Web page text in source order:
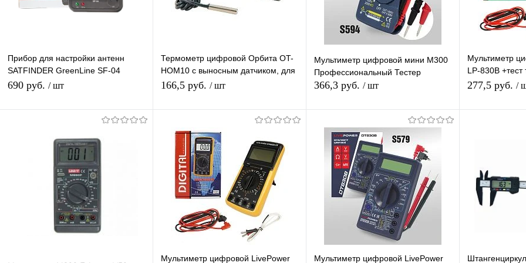
Прибор для настройки антенн
SATFINDER GreenLine SF-04
стрелочный измеритель
690 руб. / шт
Купить в 1 клик
В избранное В наличии
Термометр цифровой Орбита OT-
HOM10 с выносным датчиком, для
улицы, морозильника, ванны,
166,5 руб. / шт
Купить в 1 клик К сравнению
В избранное В наличии
Мультиметр цифровой мини M300
Профессиональный Тестер
366,3 руб. / шт
В корзину
Купить в 1 клик К сравнению
В избранное В наличии
Мультиметр
LP-830B +тест
277,5 руб. /
В избранное
Мультиметр цифровой LivePower
Мультиметр цифровой LivePower